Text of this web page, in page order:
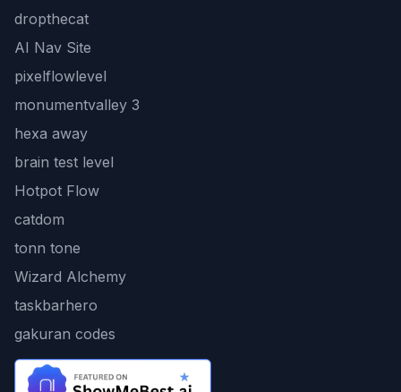
dropthecat
AI Nav Site
pixelflowlevel
monumentvalley 3
hexa away
brain test level
Hotpot Flow
catdom
tonn tone
Wizard Alchemy
taskbarhero
gakuran codes